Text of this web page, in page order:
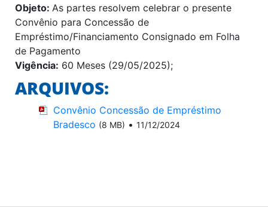
Objeto: As partes resolvem celebrar o presente
Convênio para Concessão de
Empréstimo/Financiamento Consignado em Folha
de Pagamento
Vigência: 60 Meses (29/05/2025);
ARQUIVOS:
Convênio Concessão de Empréstimo
Bradesco (8 MB) • 11/12/2024